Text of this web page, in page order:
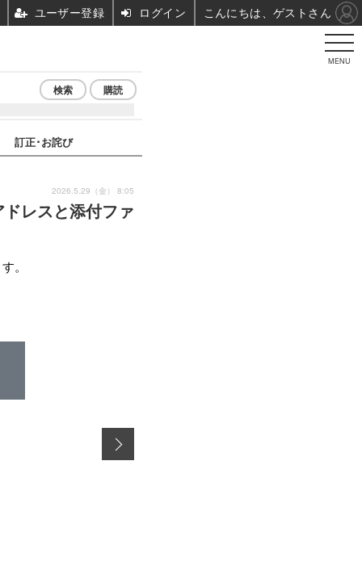
MENU
検索 購読
訂正･お詫び
レスと添付ファ
2026.5.29（金） 8:05
。
ユーザー登録 ログイン こんにちは、ゲストさん